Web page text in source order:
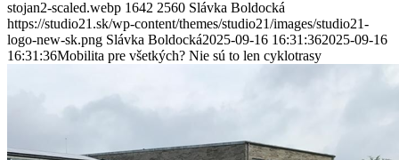
stojan2-scaled.webp 1642 2560 Slávka Boldocká
https://studio21.sk/wp-content/themes/studio21/images/studio21-
logo-new-sk.png Slávka Boldocká2025-09-16 16:31:362025-09-16
16:31:36Mobilita pre všetkých? Nie sú to len cyklotrasy